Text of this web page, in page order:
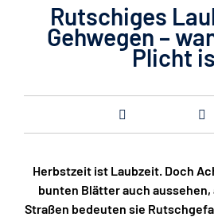
Rutschiges
Gehwegen –
Plicht
Herbstzeit ist Laubzeit. Doch
bunten Blätter auch aussehen,
Straßen bedeuten sie